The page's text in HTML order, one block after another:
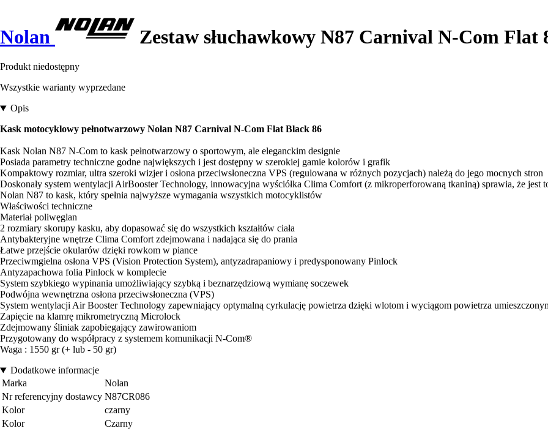
Nolan Zestaw słuchawkowy N87 Carnival N-Com Flat
Produkt niedostępny
Wszystkie warianty wyprzedane
Opis
Kask motocyklowy pełnotwarzowy Nolan N87 Carnival N-Com Flat Black 86
Kask Nolan N87 N-Com to kask pełnotwarzowy o sportowym, ale eleganckim designie
Posiada parametry techniczne godne największych i jest dostępny w szerokiej gamie kolorów i grafik
Kompaktowy rozmiar, ultra szeroki wizjer i osłona przeciwsłoneczna VPS (regulowana w różnych pozycjach) należą do jego mocnych stron
Doskonały system wentylacji AirBooster Technology, innowacyjna wyściółka Clima Comfort (z mikroperforowaną tkaniną) sprawia, że jest
Nolan N87 to kask, który spełnia najwyższe wymagania wszystkich motocyklistów
Właściwości techniczne
Materiał poliwęglan
2 rozmiary skorupy kasku, aby dopasować się do wszystkich kształtów ciała
Antybakteryjne wnętrze Clima Comfort zdejmowana i nadająca się do prania
Łatwe przejście okularów dzięki rowkom w piance
Przeciwmgielna osłona VPS (Vision Protection System), antyzadrapaniowy i predysponowany Pinlock
Antyzapachowa folia Pinlock w komplecie
System szybkiego wypinania umożliwiający szybką i beznarzędziową wymianę soczewek
Podwójna wewnętrzna osłona przeciwsłoneczna (VPS)
System wentylacji Air Booster Technology zapewniający optymalną cyrkulację powietrza dzięki wlotom i wyciągom powietrza
Zapięcie na klamrę mikrometryczną Microlock
Zdejmowany śliniak zapobiegający zawirowaniom
Przygotowany do współpracy z systemem komunikacji N-Com®
Waga : 1550 gr (+ lub - 50 gr)
Dodatkowe informacje
Marka
Nolan
Nr referencyjny dostawcy N87CR086
Kolor
czarny
Kolor
Czarny